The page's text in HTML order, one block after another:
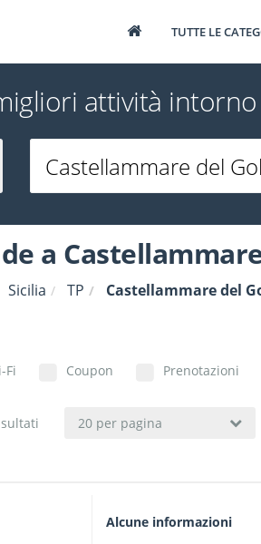
TUTTE LE
attività
a
Sicilia TP Castellammare del
Fi Coupon Prenotazioni
20 per pagina
Alcune informazioni